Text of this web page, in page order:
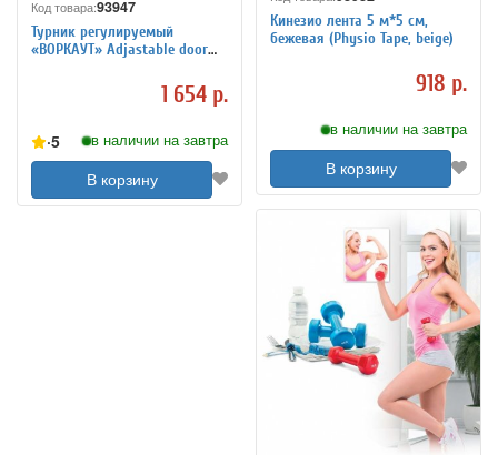
Код товара:93947
Турник регулируемый
«ВОРКАУТ» Adjastable door
1 654 р.
5 в наличии на завтра
В корзину
Кинезио лента 5 м*5 см,
бежевая (Physio Tape, beige)
918 р.
в наличии на завтра
В корзину